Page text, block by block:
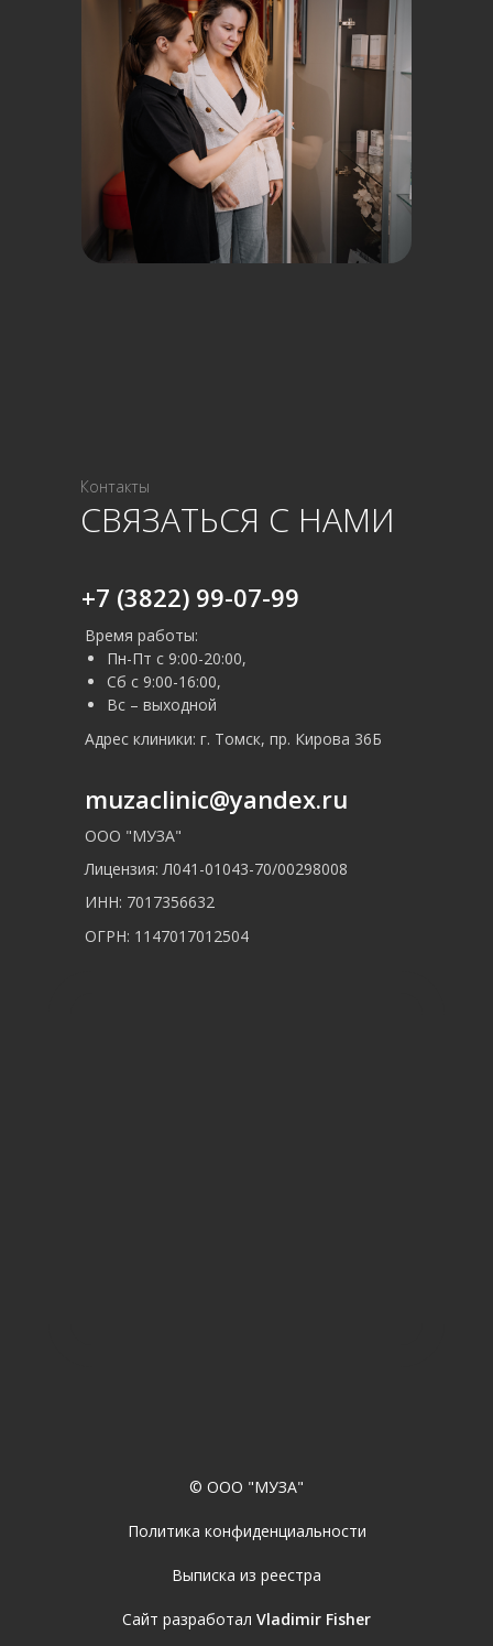
СВЯЗАТЬСЯ С НАМИ
Контакты
+7 (3822) 99-07-99
Время работы:
Пн-Пт с 9:00-20:00,
Сб с 9:00-16:00,
Вс – выходной
Адрес клиники: г. Томск, пр. Кирова 36Б
muzaclinic@yandex.ru
ООО "МУЗА"
Лицензия: Л041-01043-70/00298008
ИНН: 7017356632
ОГРН: 1147017012504
© ООО "МУЗА"
Политика конфиденциальности
Выписка из реестра
Сайт разработал Vladimir Fisher